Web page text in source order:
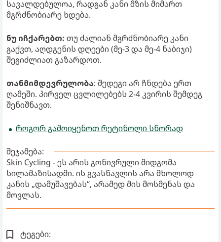
სავალდებულოა, რადგან კანი მზის მიმართ
მგრძნობიარე ხდება.
ნუ იჩქარებთ: თუ ძალიან მგრძნობიარე კანი
გაქვთ, აღდგენის დღეები (მე-3 და მე-4 ნაბიჯი)
შეგიძლიათ გაზარდოთ.
თანმიმდევრულობა: შედეგი არ ჩნდება ერთ
ღამეში. პირველ ცვლილებებს 2-4 კვირის შემდეგ
შენიშნავთ.
როგორ გამოიყენოთ რეტინოლი სწორად
შეჯამება:
Skin Cycling - ეს არის გონივრული მიდგომა
სილამაზისადმი. ის გვასწავლის არა მხოლოდ
კანის „დამუშავებას“, არამედ მის მოსმენას და
მოვლას.
ტეგები: